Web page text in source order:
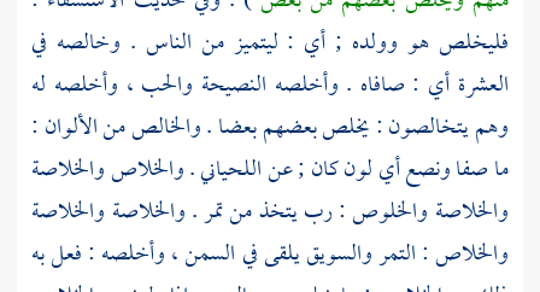
فليخلص هو وولده ; أي : ليتميز من الناس . وخالصه في
العشرة أي : صافاه . وأخلصه النصيحة والحب ، وأخلصه له
وهم يتخالصون : يخلص بعضهم بعضا . والخالص من الألوان :
ما صفا ونصع أي لون كان ; عناللحياني. والخلاص والخلاصة
والخلاصة والخلوص : رب يتخذ من تمر . والخلاصة والخلاصة
والخلاص : التمر والسويق يلقى في السمن ، وأخلصه : فعل به